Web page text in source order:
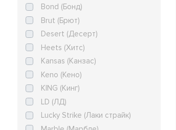
Bond (Бонд)
Brut (Брют)
Desert (Десерт)
Heets (Хитс)
Kansas (Канзас)
Keno (Кено)
KING (Кинг)
LD (ЛД)
Lucky Strike (Лаки страйк)